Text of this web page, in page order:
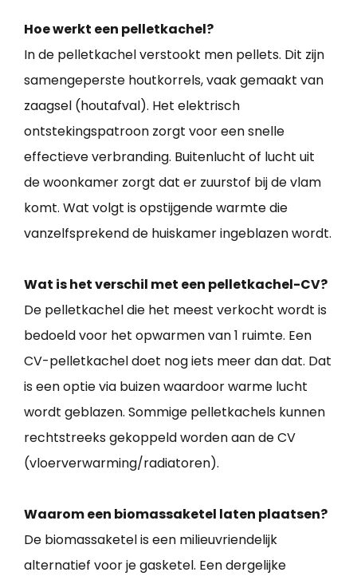
Hoe werkt een pelletkachel?
In de pelletkachel verstookt men pellets. Dit zijn
samengeperste houtkorrels, vaak gemaakt van
zaagsel (houtafval). Het elektrisch
ontstekingspatroon zorgt voor een snelle
effectieve verbranding. Buitenlucht of lucht uit
de woonkamer zorgt dat er zuurstof bij de vlam
komt. Wat volgt is opstijgende warmte die
vanzelfsprekend de huiskamer ingeblazen wordt.
Wat is het verschil met een pelletkachel-CV?
De pelletkachel die het meest verkocht wordt is
bedoeld voor het opwarmen van 1 ruimte. Een
CV-pelletkachel doet nog iets meer dan dat. Dat
is een optie via buizen waardoor warme lucht
wordt geblazen. Sommige pelletkachels kunnen
rechtstreeks gekoppeld worden aan de CV
(vloerverwarming/radiatoren).
Waarom een biomassaketel laten plaatsen?
De biomassaketel is een milieuvriendelijk
alternatief voor je gasketel. Een dergelijke